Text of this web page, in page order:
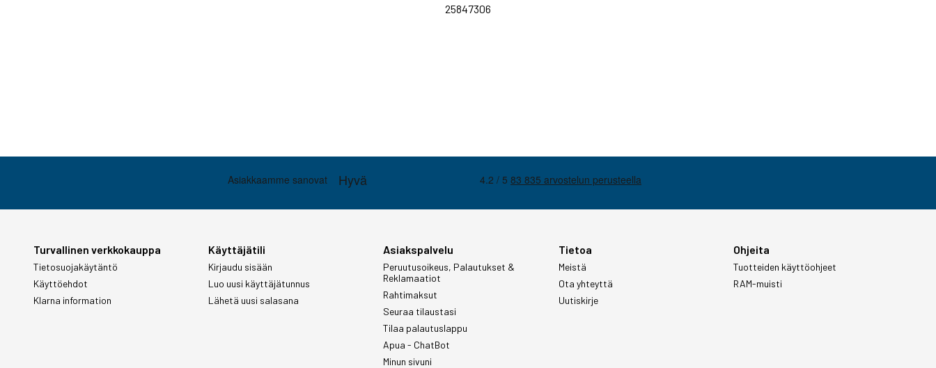
25847306
Turvallinen verkkokauppa
Tietosuojakäytäntö
Käyttöehdot
Klarna information
Käyttäjätili
Kirjaudu sisään
Luo uusi käyttäjätunnus
Lähetä uusi salasana
Asiakspalvelu
Peruutusoikeus, Palautukset &
Reklamaatiot
Rahtimaksut
Seuraa tilaustasi
Tilaa palautuslappu
Apua - ChatBot
Minun sivuni
Tietoa
Meistä
Ota yhteyttä
Uutiskirje
Ohjeita
Tuotteiden käyttöohjeet
RAM-muisti